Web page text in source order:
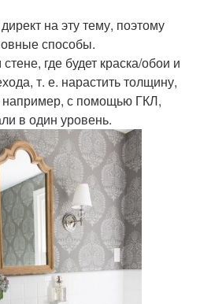
на эту тему, поэтому
способы.
где будет краска/обои и
т. е. нарастить толщину,
с помощью ГКЛ,
в один уровень.